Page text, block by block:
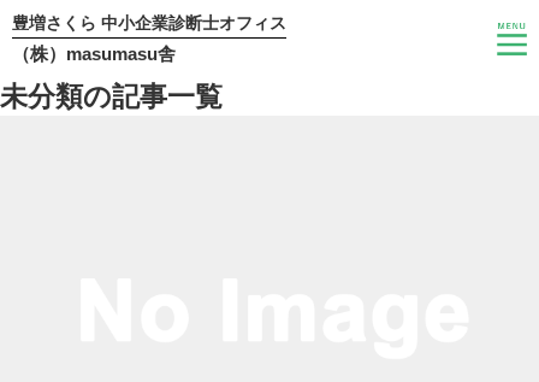
豊増さくら 中小企業診断士オフィス
（株）masumasu舎
未分類の記事一覧